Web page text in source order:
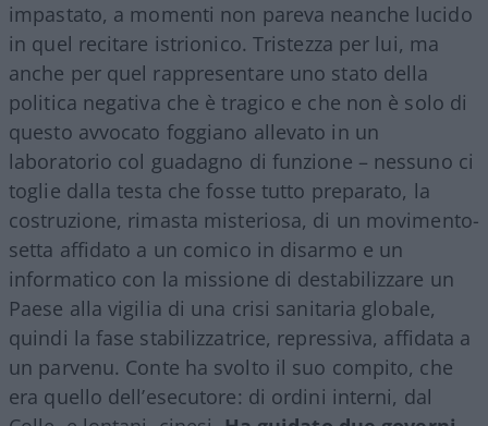
impastato, a momenti non pareva neanche lucido
in quel recitare istrionico. Tristezza per lui, ma
anche per quel rappresentare uno stato della
politica negativa che è tragico e che non è solo di
questo avvocato foggiano allevato in un
laboratorio col guadagno di funzione – nessuno ci
toglie dalla testa che fosse tutto preparato, la
costruzione, rimasta misteriosa, di un movimento-
setta affidato a un comico in disarmo e un
informatico con la missione di destabilizzare un
Paese alla vigilia di una crisi sanitaria globale,
quindi la fase stabilizzatrice, repressiva, affidata a
un parvenu. Conte ha svolto il suo compito, che
era quello dell’esecutore: di ordini interni, dal